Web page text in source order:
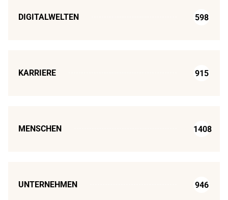
DIGITALWELTEN 598
KARRIERE 915
MENSCHEN 1408
UNTERNEHMEN 946